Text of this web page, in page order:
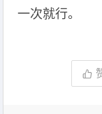
一次就行。